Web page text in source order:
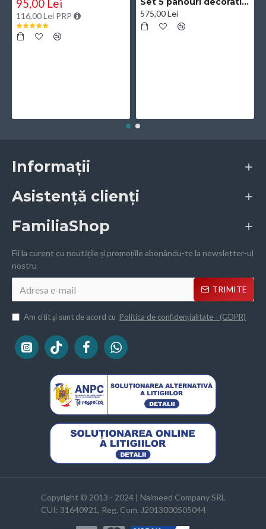
95,00 Lei
116,00 Lei PRP 575,00 Lei
Informații
Asistență clienți
FamiliaShop
Fii la curent cu noutățile și promoțiile abonându-te la newsletter-ul
nostru
TRIMITE
Am citit şi sunt de acord cu Politica de confidențialitate - (GDPR)
Copyright © 2013 - 2024 | Naimeed Company SRL
CUI: 31640921, Reg. Com. J2013000505044